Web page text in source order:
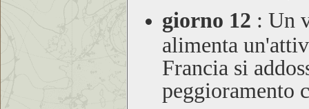
giorno 12 : Un
alimenta
Francia si
peggioramento